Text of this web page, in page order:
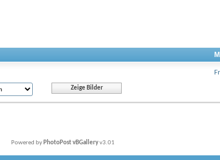
Powered by PhotoPost vBGalleryv3.01